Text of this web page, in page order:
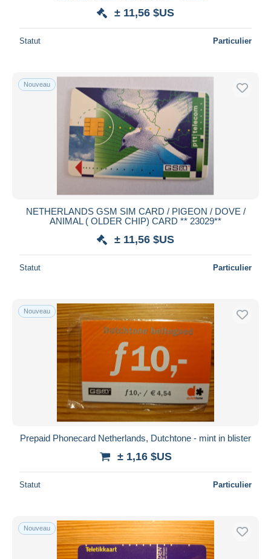
± 11,56 $US
Statut Particulier
Nouveau
NETHERLANDS GSM SIM CARD / PIGEON / DOVE /
ANIMAL ( OLDER CHIP) CARD ** 23029**
± 11,56 $US
Statut Particulier
Nouveau
Prepaid Phonecard Netherlands, Dutchtone - mint in blister
± 1,16 $US
Statut Particulier
Nouveau